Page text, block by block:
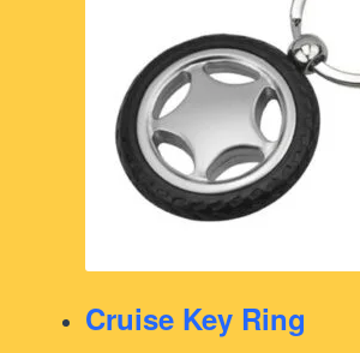
Cruise Key Ring